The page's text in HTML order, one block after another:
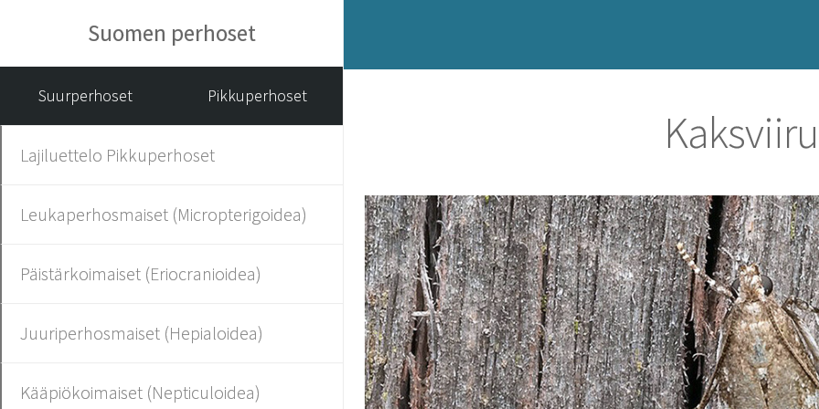
Suomen perhoset
Suurperhoset Pikkuperhoset
Lajiluettelo Pikkuperhoset
Leukaperhosmaiset (Micropterigoidea)
Päistärkoimaiset (Eriocranioidea)
Juuriperhosmaiset (Hepialoidea)
Kääpiökoimaiset (Nepticuloidea)